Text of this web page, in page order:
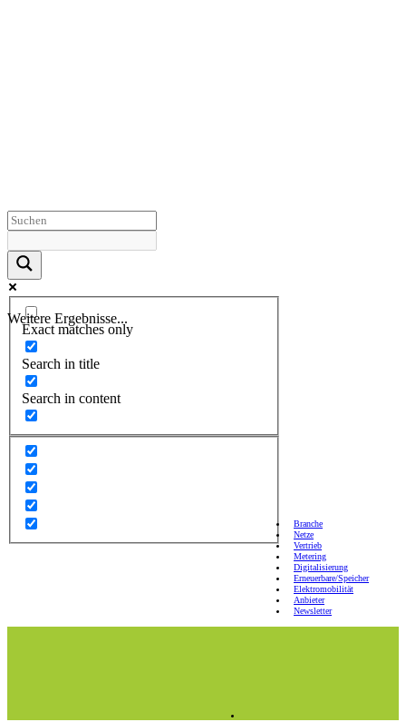
Weitere Ergebnisse...
Exact matches only
Search in title
Search in content
Branche
Netze
Vertrieb
Metering
Digitalisierung
Erneuerbare/Speicher
Elektromobilität
Anbieter
Newsletter